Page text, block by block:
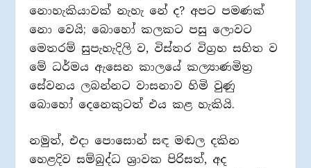
නොහැකියාවක් නැහැ නේ ද? අපට පමණක්
නො වෙයි; බොහෝ කලකට පසු ලොවට
මෙතරම් සුපැහැදිලි ව, විස්තර විග‍්‍රහ සහිත ව
මේ ධර්මය ඇසෙන කාලයේ කල්‍යාණමිත‍්‍ර
සේවනය ලබන්නට වාසනාව හිමි වුණු
බොහෝ දෙනෙකුටත් එය කළ හැකියි.
නමුත්, එදා පොසොන් සඳ මඬල දකින
හෙළදිව සම්බුද්ධ ශ‍්‍රාවක පිරිසත්, අද